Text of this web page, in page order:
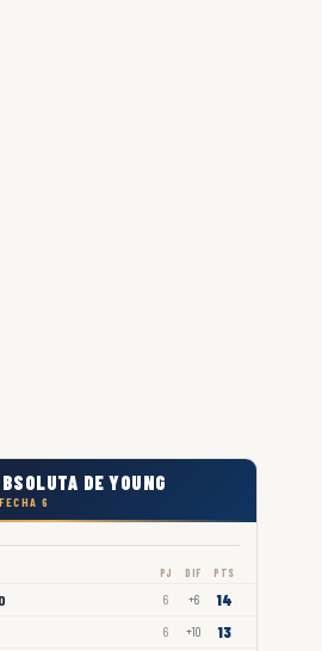
DE YOUNG
6
PJ DIF PTS
6 +6 14
6 +10 13